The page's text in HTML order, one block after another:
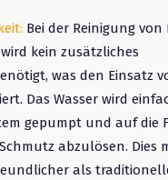
Bei der Reinigung von
kein zusätzliches
was den Einsatz
Das Wasser wird
gepumpt und auf die
abzulösen. Dies
als